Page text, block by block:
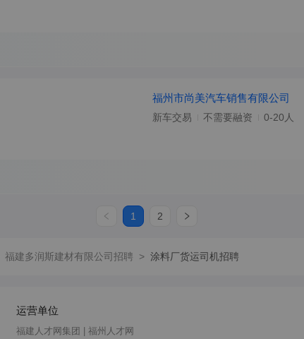
福州市尚美汽车销售有限公司
新车交易 不需要融资 0-20人
1 2
福建多润斯建材有限公司招聘 > 涂料厂货运司机招聘
运营单位
福建人才网集团 | 福州人才网